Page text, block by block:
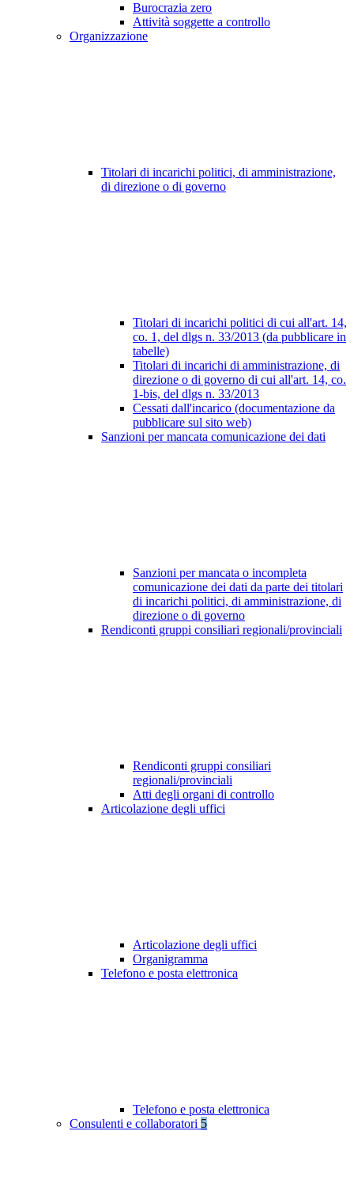
Burocrazia zero
Attività soggette a controllo
Organizzazione
Titolari di incarichi politici, di amministrazione,
di direzione o di governo
Titolari di incarichi politici di cui all'art. 14,
co. 1, del dlgs n. 33/2013 (da pubblicare in
tabelle)
Titolari di incarichi di amministrazione, di
direzione o di governo di cui all'art. 14, co.
1-bis, del dlgs n. 33/2013
Cessati dall'incarico (documentazione da
pubblicare sul sito web)
Sanzioni per mancata comunicazione dei dati
Sanzioni per mancata o incompleta
comunicazione dei dati da parte dei titolari
di incarichi politici, di amministrazione, di
direzione o di governo
Rendiconti gruppi consiliari regionali/provinciali
Rendiconti gruppi consiliari
regionali/provinciali
Atti degli organi di controllo
Articolazione degli uffici
Articolazione degli uffici
Organigramma
Telefono e posta elettronica
Telefono e posta elettronica
Consulenti e collaboratori 5